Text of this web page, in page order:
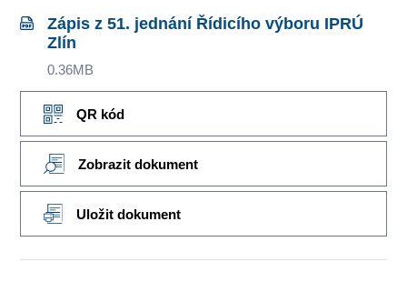
Zápis z 51. jednání Řídicího výboru IPRÚ
Zlín
0.36MB
QR kód
Zobrazit dokument
Uložit dokument